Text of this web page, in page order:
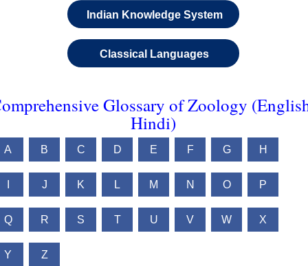
Indian Knowledge System
Classical Languages
Glossary of Zoology
Hindi)
A B C D E F G H
J K L M N O P
Q R S T U V W X
Y Z